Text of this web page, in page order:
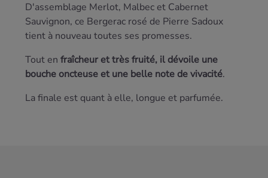
D'assemblage Merlot, Malbec et Cabernet
Sauvignon, ce Bergerac rosé de Pierre Sadoux
tient à nouveau toutes ses promesses.
Tout en fraîcheur et très fruité, il dévoile une
bouche oncteuse et une belle note de vivacité.
La finale est quant à elle, longue et parfumée.